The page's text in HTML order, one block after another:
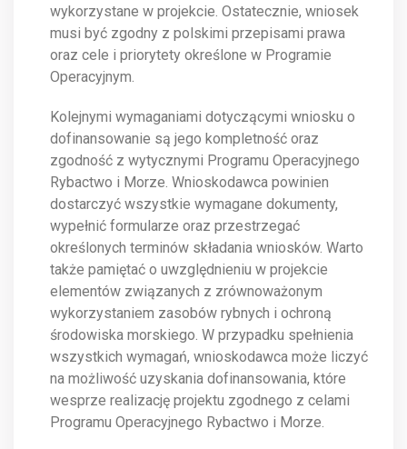
wykorzystane w projekcie. Ostatecznie, wniosek
musi być zgodny z polskimi przepisami prawa
oraz cele i priorytety określone w Programie
Operacyjnym.
Kolejnymi wymaganiami dotyczącymi wniosku o
dofinansowanie są jego kompletność oraz
zgodność z wytycznymi Programu Operacyjnego
Rybactwo i Morze. Wnioskodawca powinien
dostarczyć wszystkie wymagane dokumenty,
wypełnić formularze oraz przestrzegać
określonych terminów składania wniosków. Warto
także pamiętać o uwzględnieniu w projekcie
elementów związanych z zrównoważonym
wykorzystaniem zasobów rybnych i ochroną
środowiska morskiego. W przypadku spełnienia
wszystkich wymagań, wnioskodawca może liczyć
na możliwość uzyskania dofinansowania, które
wesprze realizację projektu zgodnego z celami
Programu Operacyjnego Rybactwo i Morze.